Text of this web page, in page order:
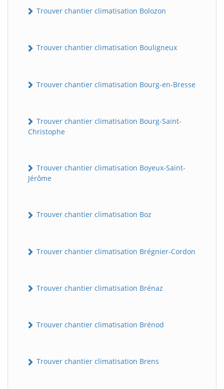
Trouver chantier climatisation Bolozon
Trouver chantier climatisation Bouligneux
Trouver chantier climatisation Bourg-en-Bresse
Trouver chantier climatisation Bourg-Saint-
Christophe
Trouver chantier climatisation Boyeux-Saint-
Jérôme
Trouver chantier climatisation Boz
Trouver chantier climatisation Brégnier-Cordon
Trouver chantier climatisation Brénaz
Trouver chantier climatisation Brénod
Trouver chantier climatisation Brens